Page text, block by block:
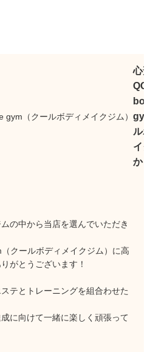
心
ル
イ
か
の中から当店を選んでいただき
クールボディメイクジム）に高
がとうございます！
テとトレーニングを組合わせた
に向けて一緒に楽しく頑張って